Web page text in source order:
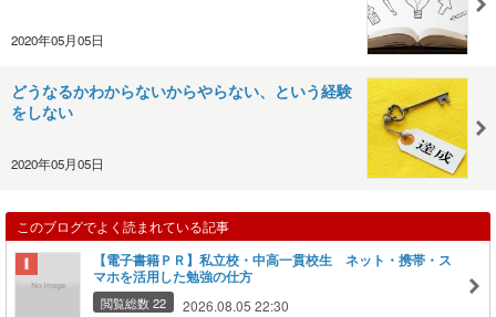
2020年05月05日
どうなるかわからないからやらない、という経験
をしない
2020年05月05日
このブログでよく読まれている記事
【電子書籍ＰＲ】私立校・中高一貫校生 ネット・携帯・ス
マホを活用した勉強の仕方
閲覧総数 22 2026.08.05 22:30